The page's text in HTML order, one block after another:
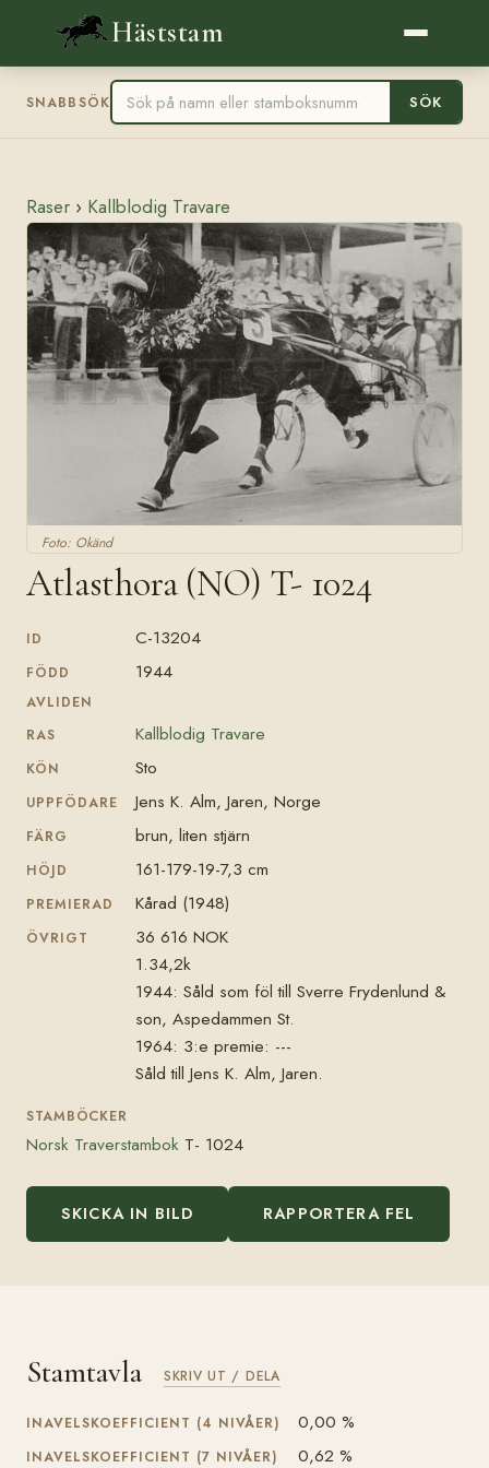
Häststam
SNABBSÖK SÖK
Raser › Kallblodig Travare
Foto: Okänd
Atlasthora (NO) T- 1024
ID C-13204
FÖDD 1944
AVLIDEN
RAS
Kallblodig Travare
KÖN Sto
UPPFÖDARE Jens K. Alm, Jaren, Norge
FÄRG brun, liten stjärn
HÖJD 161-179-19-7,3 cm
PREMIERAD Kårad (1948)
ÖVRIGT
36 616 NOK
1.34,2k
1944: Såld som föl till Sverre Frydenlund &
son, Aspedammen St.
1964: 3:e premie: ---
Såld till Jens K. Alm, Jaren.
STAMBÖCKER
Norsk Traverstambok T- 1024
SKICKA IN BILD RAPPORTERA FEL
Stamtavla SKRIV UT / DELA
INAVELSKOEFFICIENT (4 NIVÅER) 0,00 %
INAVELSKOEFFICIENT (7 NIVÅER) 0,62 %